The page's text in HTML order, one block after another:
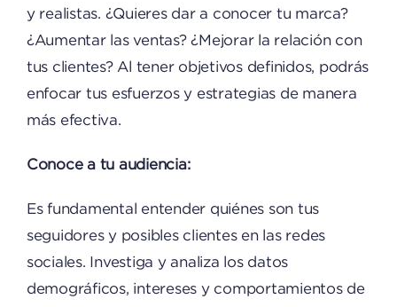
y realistas. ¿Quieres dar a conocer tu marca?
¿Aumentar las ventas? ¿Mejorar la relación con
tus clientes? Al tener objetivos definidos, podrás
enfocar tus esfuerzos y estrategias de manera
más efectiva.
Conoce a tu audiencia:
Es fundamental entender quiénes son tus
seguidores y posibles clientes en las redes
sociales. Investiga y analiza los datos
demográficos, intereses y comportamientos de